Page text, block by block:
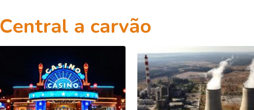
Central a carvão